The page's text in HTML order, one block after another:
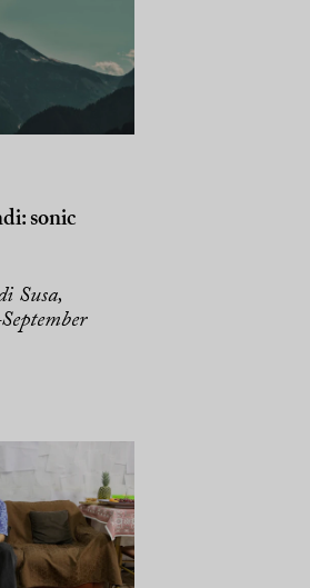
sonic
Susa,